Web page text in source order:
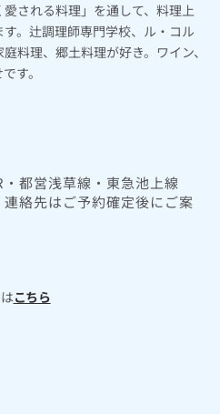
愛される料理」を通して、料理上
。辻調理師専門学校、ル・コル
料理、郷土料理が好き。ワイン、
す。
都営浅草線・東急池上線
絡先はご予約確定後にご案
こちら